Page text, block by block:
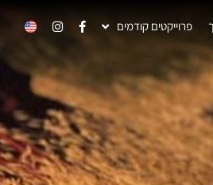
פרוייקטים קודמים